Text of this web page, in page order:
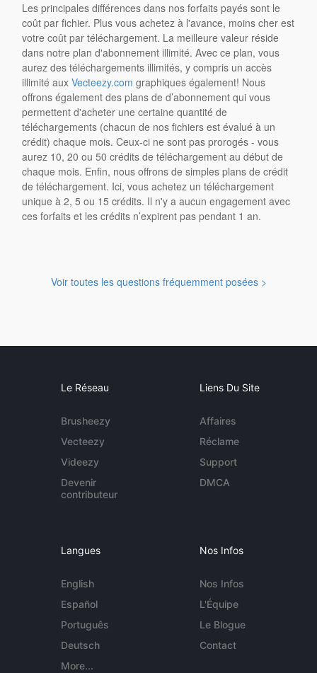
Les principales différences dans nos forfaits payés sont le
coût par fichier. Plus vous achetez à l'avance, moins cher est
votre coût par téléchargement. La meilleure valeur réside
dans notre plan d'abonnement illimité. Avec ce plan, vous
aurez des téléchargements illimités, y compris un accès
illimité auxVecteezy.com graphiques également! Nous
offrons également des plans de d’abonnement qui vous
permettent d'acheter une certaine quantité de
téléchargements (chacun de nos fichiers est évalué à un
crédit) chaque mois. Ceux-ci ne sont pas prorogés - vous
aurez 10, 20 ou 50 crédits de téléchargement au début de
chaque mois. Enfin, nous offrons de simples plans de crédit
de téléchargement. Ici, vous achetez un téléchargement
unique à 2, 5 ou 15 crédits. Il n'y a aucun engagement avec
ces forfaits et les crédits n’expirent pas pendant 1 an.
Voir toutes les questions fréquemment posées >
Le Réseau
Brusheezy
Vecteezy
Videezy
Devenir
contributeur
Liens Du Site
Affaires
Réclame
Support
DMCA
Langues
English
Español
Português
Deutsch
More...
Nos Infos
Nos Infos
L'Équipe
Le Blogue
Contact